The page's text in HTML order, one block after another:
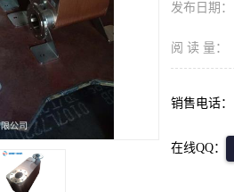
发布日期：
阅 读 量：
销售电话：
在线QQ：